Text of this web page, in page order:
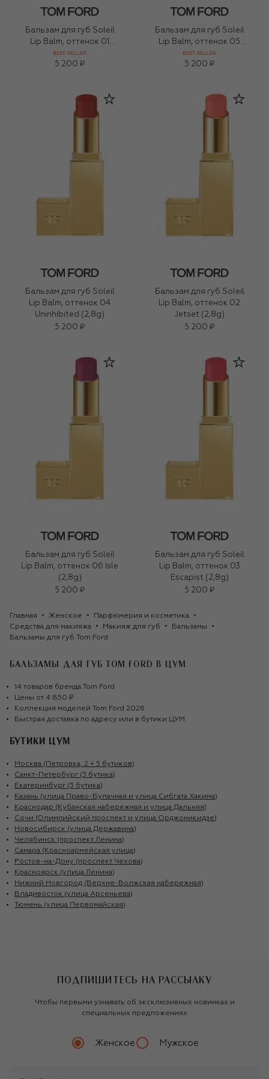
Бальзам для губ Soleil
Lip Balm, оттенок 01
Rendezvous (2,8g)
BEST-SELLER
5 200 ₽
Бальзам для губ Soleil
Lip Balm, оттенок 05
Getaway (2,8g)
BEST-SELLER
5 200 ₽
Бальзам для губ Soleil
Lip Balm, оттенок 04
Uninhibited (2,8g)
5 200 ₽
Бальзам для губ Soleil
Lip Balm, оттенок 02
Jetset (2,8g)
5 200 ₽
Бальзам для губ Soleil
Lip Balm, оттенок 06 Isle
(2,8g)
5 200 ₽
Бальзам для губ Soleil
Lip Balm, оттенок 03
Escapist (2,8g)
5 200 ₽
Главная Женское
Парфюмерия и косметика
Средства для макияжа
Макияж для губ
Бальзамы
Бальзамы для губ Tom Ford
БАЛЬЗАМЫ ДЛЯ ГУБ TOM FORD В ЦУМ
14 товаров бренда
Tom Ford
Цены от 4 850 ₽
Коллекция моделей
Tom Ford 2026
Быстрая доставка по адресу или в бутики ЦУМ
БУТИКИ ЦУМ
Москва (Петровка, 2 + 5 бутиков)
Санкт-Петербург (3 бутика)
Екатеринбург (3 бутика)
Казань (улица Право-Булачная и улица Сибгата Хакима)
Краснодар (Кубанская набережная и улица Дальняя)
Сочи (Олимпийский проспект и улица Орджоникидзе)
Новосибирск (улица Державина)
Челябинск (проспект Ленина)
Самара (Красноармейская улица)
Ростов-на-Дону (проспект Чехова)
Красноярск (улица Ленина)
Нижний Новгород (Верхне-Волжская набережная)
Владивосток (улица Арсеньева)
Тюмень (улица Первомайская)
ПОДПИШИТЕСЬ НА РАССЫЛКУ
Чтобы первыми узнавать об эксклюзивных новинках и
специальных предложениях
Женское Мужское